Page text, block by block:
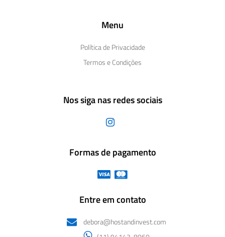
Menu
Política de Privacidade
Termos e Condições
Nos siga nas redes sociais
Formas de pagamento
Entre em contato
debora@hostandinvest.com